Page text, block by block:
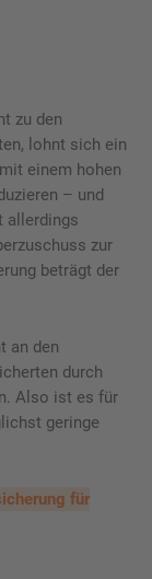
zu den
lohnt sich ein
einem hohen
– und
allerdings
zur
beträgt der
an den
durch
Also ist es für
geringe
für